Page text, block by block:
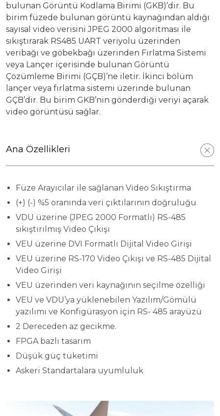
Kurumsal Yönetim
Hisse Künye Bilgileri
İletişim Bilgileri
Yatırımcı Sunumu
bulunan Görüntü Kodlama Birimi (GKB)’dir. Bu
birim füzede bulunan görüntü kaynağından aldığı
sayısal video verisini JPEG 2000 algoritması ile
sıkıştırarak RS485 UART veriyolu üzerinden
veribağı ve göbekbağı üzerinden Fırlatma Sistemi
veya Lançer içerisinde bulunan Görüntü
Çözümleme Birimi (GÇB)’ne iletir. İkinci bölüm
lançer veya fırlatma sistemi üzerinde bulunan
GÇB’dir. Bu birim GKB’nin gönderdiği veriyi açarak
video görüntüsü sağlar.
Ana Özellikleri
Füze Arayıcılar ile sağlanan Video Sıkıştırma
(+) (-) %5 oranında veri çıktılarının doğruluğu
VDU üzerine (JPEG 2000 Formatlı) RS-485
sıkıştırılmış Video Çıkışı
VEU üzerine DVI Formatlı Dijital Video Girişi
VEU üzerine RS-170 Video Çıkışı ve RS-485 Dijital
Video Girişi
VEU üzerinden veri kaynağının seçilme özelliği
VEU ve VDU’ya yüklenebilen Yazılım/Gömülü
yazılımı ve Konfigürasyon için RS- 485 arayüzü
2 Dereceden az gecikme.
FPGA bazlı tasarım
Düşük güç tüketimi
Askeri Standartalara uyumluluk